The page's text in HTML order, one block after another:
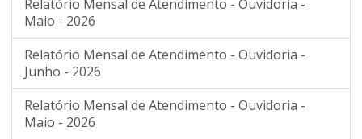
Relatório Mensal de Atendimento - Ouvidoria -
Maio - 2026
Relatório Mensal de Atendimento - Ouvidoria -
Junho - 2026
Relatório Mensal de Atendimento - Ouvidoria -
Maio - 2026